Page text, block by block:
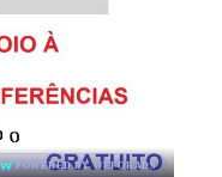
POWERED BY WEFORADS